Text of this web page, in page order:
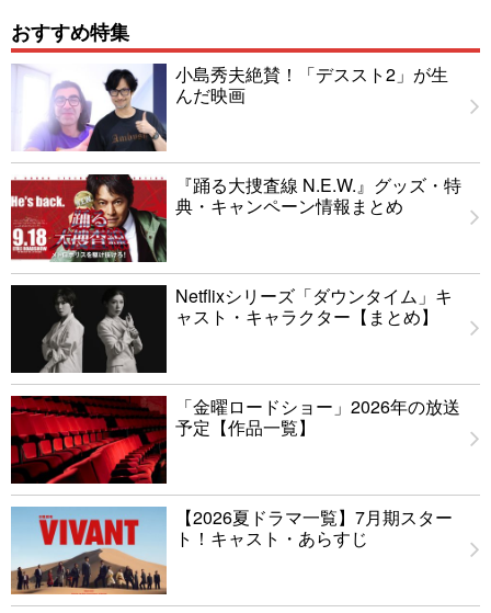
おすすめ特集
小島秀夫絶賛！「デススト2」が生
んだ映画
『踊る大捜査線 N.E.W.』グッズ・特
典・キャンペーン情報まとめ
Netflixシリーズ「ダウンタイム」キ
ャスト・キャラクター【まとめ】
「金曜ロードショー」2026年の放送
予定【作品一覧】
【2026夏ドラマ一覧】7月期スター
ト！キャスト・あらすじ